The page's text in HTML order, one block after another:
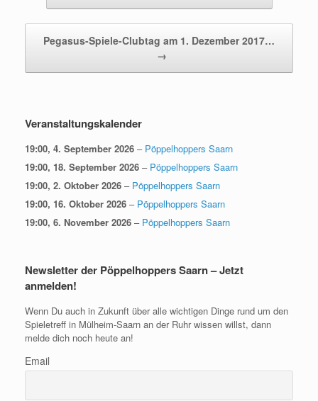
Pegasus-Spiele-Clubtag am 1. Dezember 2017…
→
Veranstaltungskalender
19:00, 4. September 2026 – Pöppelhoppers Saarn
19:00, 18. September 2026 – Pöppelhoppers Saarn
19:00, 2. Oktober 2026 – Pöppelhoppers Saarn
19:00, 16. Oktober 2026 – Pöppelhoppers Saarn
19:00, 6. November 2026 – Pöppelhoppers Saarn
Newsletter der Pöppelhoppers Saarn – Jetzt
anmelden!
Wenn Du auch in Zukunft über alle wichtigen Dinge rund um den
Spieletreff in Mülheim-Saarn an der Ruhr wissen willst, dann
melde dich noch heute an!
Email